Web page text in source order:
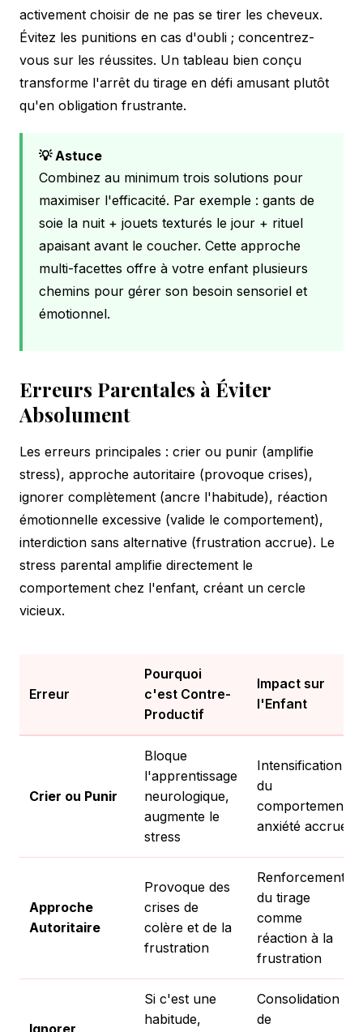
activement choisir de ne pas se tirer les cheveux.
Évitez les punitions en cas d'oubli ; concentrez-
vous sur les réussites. Un tableau bien conçu
transforme l'arrêt du tirage en défi amusant plutôt
qu'en obligation frustrante.
💡 Astuce
Combinez au minimum trois solutions pour
maximiser l'efficacité. Par exemple : gants de
soie la nuit + jouets texturés le jour + rituel
apaisant avant le coucher. Cette approche
multi-facettes offre à votre enfant plusieurs
chemins pour gérer son besoin sensoriel et
émotionnel.
Erreurs Parentales à Éviter
Absolument
Les erreurs principales : crier ou punir (amplifie
stress), approche autoritaire (provoque crises),
ignorer complètement (ancre l'habitude), réaction
émotionnelle excessive (valide le comportement),
interdiction sans alternative (frustration accrue). Le
stress parental amplifie directement le
comportement chez l'enfant, créant un cercle
vicieux.
Erreur
Pourquoi
c'est Contre-
Productif
Impact sur
l'Enfant
Crier ou Punir
Bloque
l'apprentissage
neurologique,
augmente le
stress
Intensification
du
comportement,
anxiété accrue
Approche
Autoritaire
Provoque des
crises de
colère et de la
frustration
Renforcement
du tirage
comme
réaction à la
frustration
Si c'est une
habitude,
Consolidation
de